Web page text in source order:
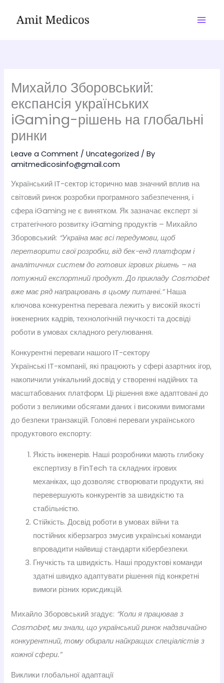
Михайло Зборовський:
експансія українських
iGaming-рішень на глобальні
ринки
Leave a Comment /Uncategorized / By
amitmedicosinfo@gmail.com
Український IT-сектор історично мав значний вплив на
світовий ринок розробки програмного забезпечення, і
сфера iGaming не є винятком. Як зазначає експерт зі
стратегічного розвитку iGaming продуктів – Михайло
Зборовський: “Україна має всі передумови, щоб
перетворити свої розробки, від бек-енд платформ і
аналітичних систем до готових ігрових рішень – на
потужний експортний продукт. До прикладу Cosmobet
вже має ряд напрацювань в цьому питанні.”Наша
ключова конкурентна перевага лежить у високій якості
інженерних кадрів, технологічній гнучкості та досвіді
роботи в умовах складного регулювання.
Конкурентні переваги нашого IT-сектору
Українські IT-компанії, які працюють у сфері азартних ігор,
накопичили унікальний досвід у створенні надійних та
масштабованих платформ. Ці рішення вже адаптовані до
роботи з великими обсягами даних і високими вимогами
до безпеки транзакцій. Головні переваги українського
продуктового експорту:
Якість інженерів. Наші розробники мають глибоку
експертизу в FinTech та складних ігрових
механіках, що дозволяє створювати продукти, які
перевершують конкурентів за швидкістю та
стабільністю.
Стійкість. Досвід роботи в умовах війни та
постійних кіберзагроз змусив українські команди
впровадити найвищі стандарти кібербезпеки.
Гнучкість та швидкість. Наші продуктові команди
здатні швидко адаптувати рішення під конкретні
вимоги різних юрисдикцій.
Михайло Зборовський згадує: “Коли я працював з
Cosmobet, ми знали, що український ринок надзвичайно
конкурентний, тому обирали найкращих спеціалістів з
кожної сфери.”
Виклики глобальної адаптації